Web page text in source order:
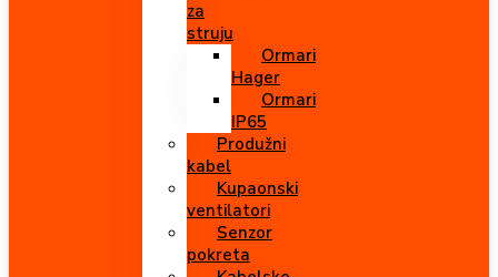
za
struju
Ormari
Hager
Ormari
IP65
Produžni
kabel
Kupaonski
ventilatori
Senzor
pokreta